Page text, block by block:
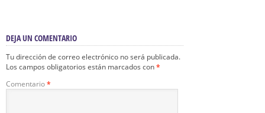
DEJA UN COMENTARIO
Tu dirección de correo electrónico no será publicada.
Los campos obligatorios están marcados con*
Comentario*